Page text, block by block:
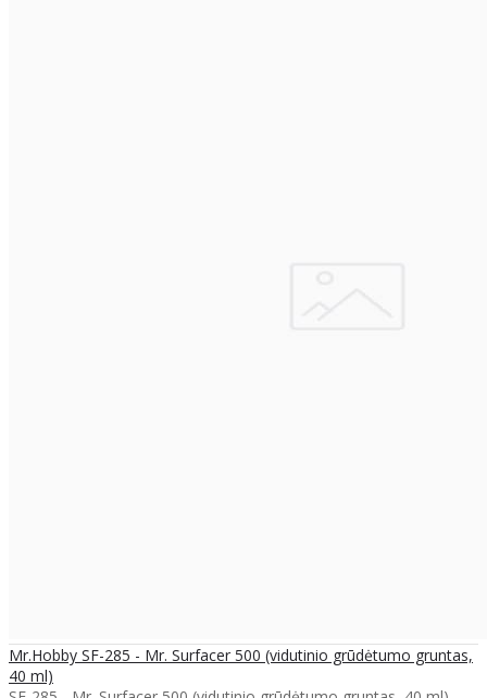
Mr.Hobby SF-285 - Mr. Surfacer 500 (vidutinio grūdėtumo gruntas,
40 ml)